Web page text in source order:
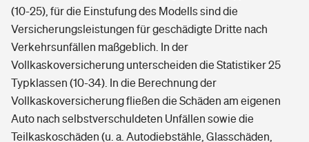
(10-25), für die Einstufung des Modells sind die
Versicherungsleistungen für geschädigte Dritte nach
Verkehrsunfällen maßgeblich. In der
Vollkaskoversicherung unterscheiden die Statistiker 25
Typklassen (10-34). In die Berechnung der
Vollkaskoversicherung fließen die Schäden am eigenen
Auto nach selbstverschuldeten Unfällen sowie die
Teilkaskoschäden (u. a. Autodiebstähle, Glasschäden,